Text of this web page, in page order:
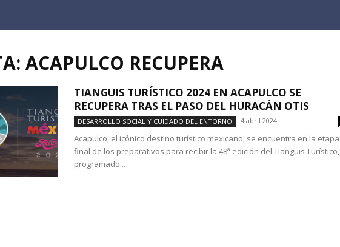
ACAPULCO RECUPERA
TIANGUIS TURÍSTICO 2024 EN ACAPULCO SE
RECUPERA TRAS EL PASO DEL HURACÁN OTIS
DESARROLLO SOCIAL Y CUIDADO DEL ENTORNO 4 abril 2024
Acapulco, el icónico destino turístico mexicano, se encuentra en la etapa
final de los preparativos para recibir la 48ª edición del Tianguis Turístico,
programado...